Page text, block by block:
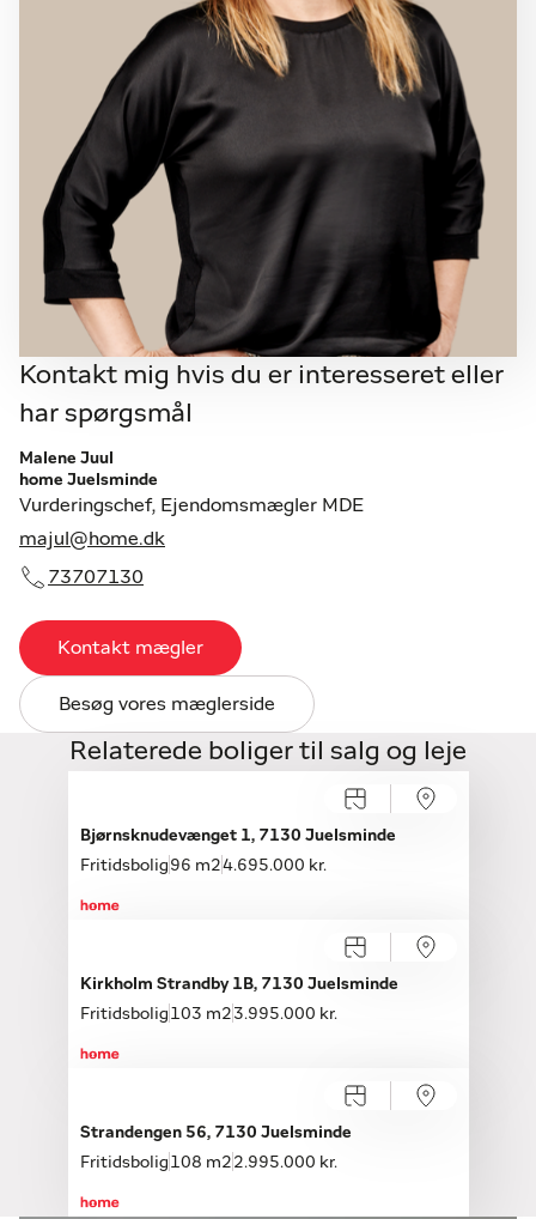
Kontakt mig hvis du er interesseret eller
har spørgsmål
Malene Juul
home Juelsminde
Vurderingschef, Ejendomsmægler MDE
majul@home.dk
73707130
Kontakt mægler
Besøg vores mæglerside
Relaterede boliger til salg og leje
Søndag 16.08, kl. 10.00-12.00
Bjørnsknudevænget 1, 7130 Juelsminde
Fritidsbolig 96 m24.695.000 kr.
Søndag 09.08, kl. 13.30-15.30
Kirkholm Strandby 1B, 7130 Juelsminde
Fritidsbolig 103 m2 3.995.000 kr.
Strandengen 56, 7130 Juelsminde
Fritidsbolig 108 m2 2.995.000 kr.